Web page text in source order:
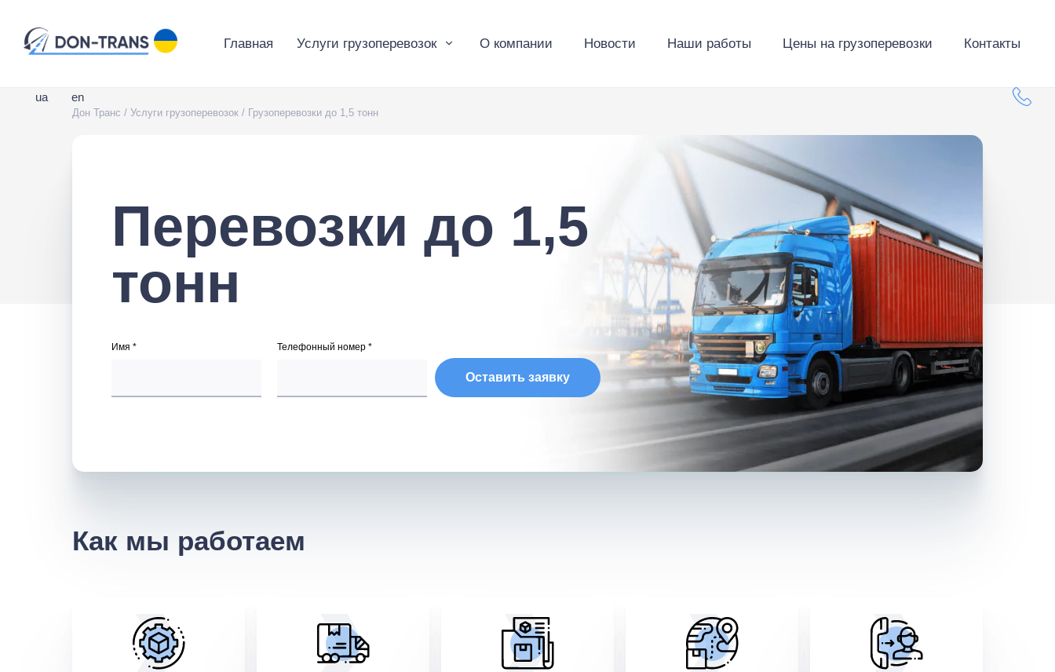
Главная Услуги грузоперевозок О компании Новости Наши работы Цены на грузоперевозки Контакты
ua en
Дон Транс / Услуги грузоперевозок / Грузоперевозки до 1,5 тонн
Перевозки до 1,5
тонн
Имя * Телефонный номер *
Оставить заявку
Как мы работаем